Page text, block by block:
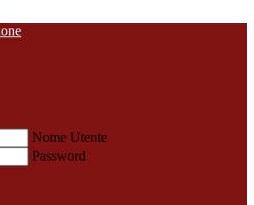
Nome Utente
Password